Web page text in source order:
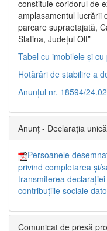
constituie coridorul de
amplasamentul lucrării
parcare supraetajată,
Slatina, Județul Olt”
Tabel cu imobilele și
Hotărâri de stabilire a
Anunțul nr. 18594/
Anunț - Declarația
Persoanele
privind completarea și/
transmiterea
contribuțiile sociale
Comunicat de presă